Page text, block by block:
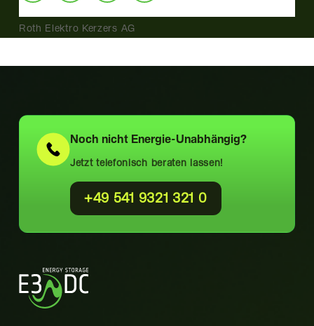
Roth Elektro Kerzers AG
Noch nicht Energie-Unabhängig?
Jetzt telefonisch beraten lassen!
+49 541 9321 321 0